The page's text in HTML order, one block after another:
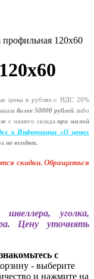
профильная 120х60
цены в рублях-с НДС 20%
более 50000 рублейлибо
с нашего складапри малой
в Информации «О ценах
не входят.
скидки. Обращаться
уголка,
Цену уточнять
с
- выберите
и нажмите на